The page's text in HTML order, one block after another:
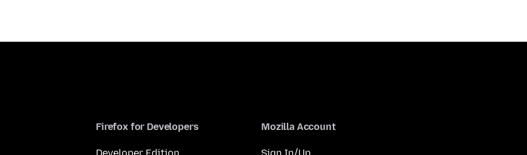
Firefox for Developers Mozilla Account